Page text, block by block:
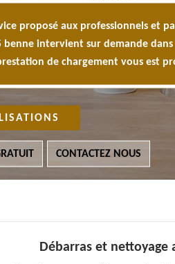
proposé aux professionnels et
benne intervient sur demande
de chargement vous est
CONTACTEZ NOUS
Débarras et nettoyage